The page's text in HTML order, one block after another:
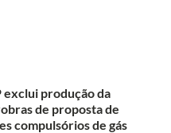
exclui produção da
de proposta de
compulsórios de gás